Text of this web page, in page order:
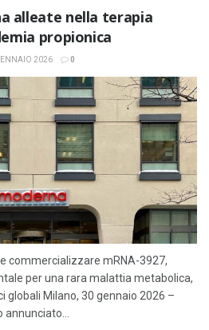
alleate nella terapia
propionica
2026 0
e commercializzare mRNA-3927,
per una rara malattia metabolica,
globali Milano, 30 gennaio 2026 –